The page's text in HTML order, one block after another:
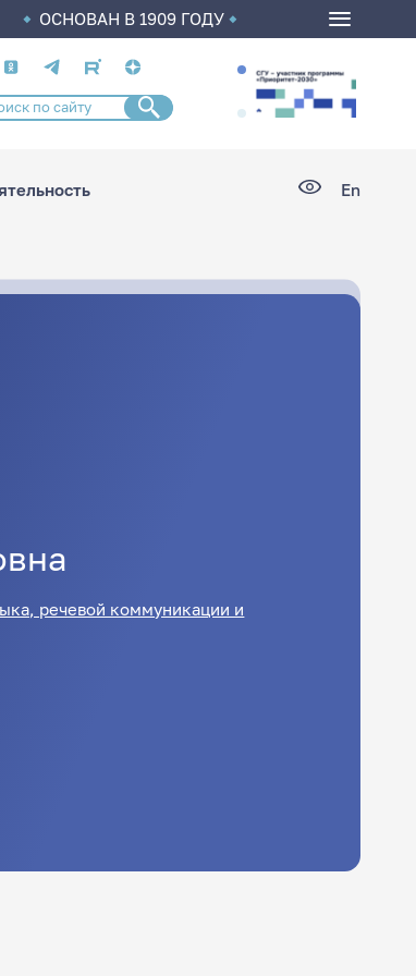
ОСНОВАН В 1909 ГОДУ
En
речевой коммуникации и